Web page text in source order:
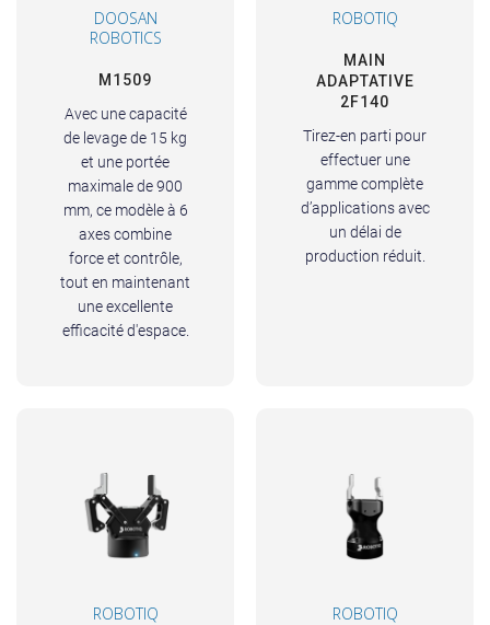
DOOSAN
ROBOTICS
M1509
Avec une capacité
de levage de 15 kg
et une portée
maximale de 900
mm, ce modèle à 6
axes combine
force et contrôle,
tout en maintenant
une excellente
efficacité d'espace.
ROBOTIQ
MAIN
ADAPTATIVE
2F140
Tirez-en parti pour
effectuer une
gamme complète
d’applications avec
un délai de
production réduit.
ROBOTIQ ROBOTIQ